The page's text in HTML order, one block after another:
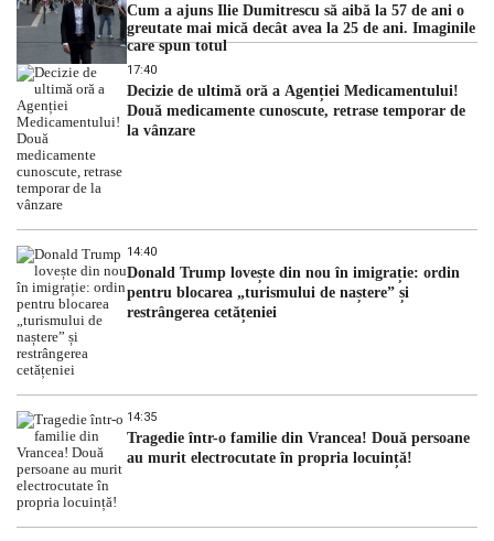
Cum a ajuns Ilie Dumitrescu să aibă la 57 de ani o
greutate mai mică decât avea la 25 de ani. Imaginile
care spun totul
17:40
Decizie de ultimă oră a Agenției Medicamentului!
Două medicamente cunoscute, retrase temporar de
la vânzare
14:40
Donald Trump lovește din nou în imigrație: ordin
pentru blocarea „turismului de naștere” și
restrângerea cetățeniei
14:35
Tragedie într-o familie din Vrancea! Două persoane
au murit electrocutate în propria locuință!